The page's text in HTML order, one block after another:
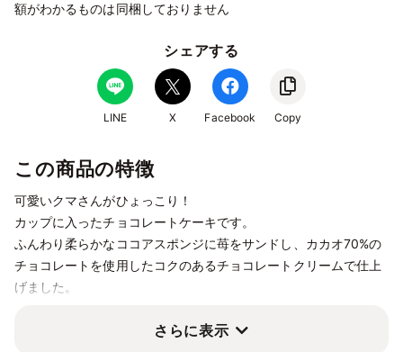
額がわかるものは同梱しておりません
シェアする
LINE X Facebook Copy
この商品の特徴
可愛いクマさんがひょっこり！
カップに入ったチョコレートケーキです。
ふんわり柔らかなココアスポンジに苺をサンドし、カカオ70%の
チョコレートを使用したコクのあるチョコレートクリームで仕上
げました。
さらに表示